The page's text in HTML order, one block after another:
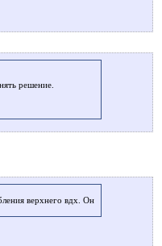
решение.
верхнего вдх. Он